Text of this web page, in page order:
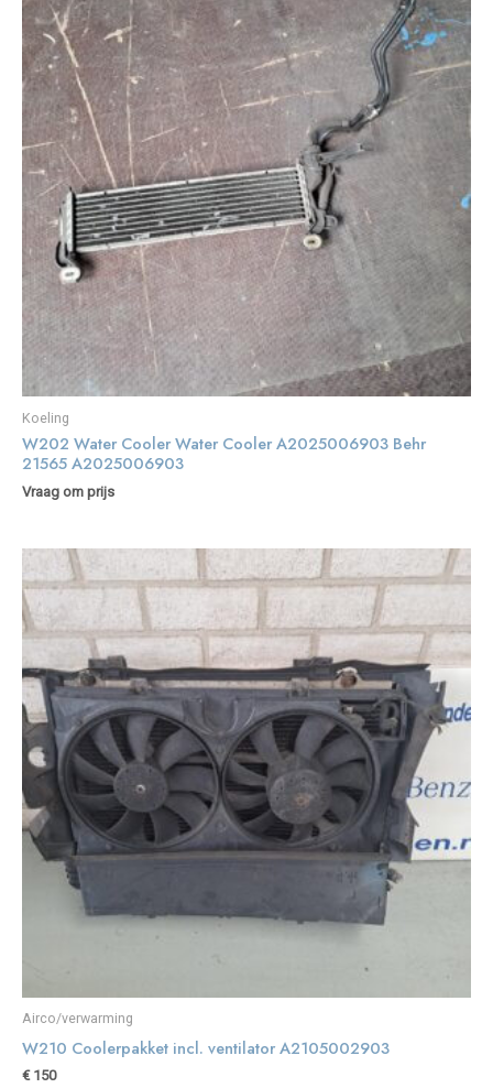
Koeling
W202 Water Cooler Water Cooler A2025006903 Behr
21565 A2025006903
Vraag om prijs
Airco/verwarming
W210 Coolerpakket incl. ventilator A2105002903
€150